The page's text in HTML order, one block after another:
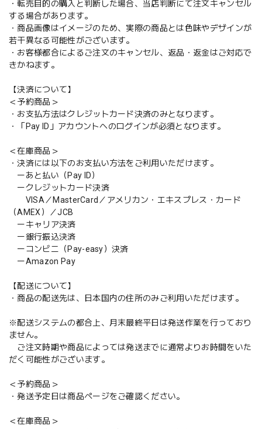
・転売目的の購入と判断した場合、当店判断にて注文キャンセル
する場合があります。
・商品画像はイメージのため、実際の商品とは色味やデザインが
若干異なる可能性がございます。
・お客様都合によるご注文のキャンセル、返品・返金はご対応で
きかねます。
【決済について】
＜予約商品＞
・お支払方法はクレジットカード決済のみとなります。
・「Pay ID」アカウントへのログインが必須となります。
＜在庫商品＞
・決済には以下のお支払い方法をご利用いただけます。
ーあと払い（Pay ID）
ークレジットカード決済
VISA／MasterCard／アメリカン・エキスプレス・カード
（AMEX）／JCB
ーキャリア決済
ー銀行振込決済
ーコンビニ（Pay-easy）決済
ーAmazon Pay
【配送について】
・商品の配送先は、日本国内の住所のみご利用いただけます。
※配送システムの都合上、月末最終平日は発送作業を行っており
ません。
ご注文時期や商品によっては発送までに通常よりお時間をいた
だく可能性がございます。
＜予約商品＞
・発送予定日は商品ページをご確認ください。
＜在庫商品＞